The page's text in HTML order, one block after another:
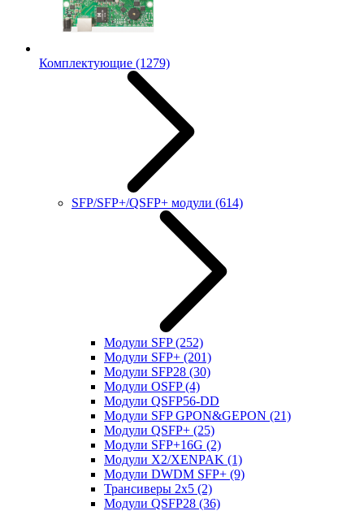
Комплектующие (1279)
SFP/SFP+/QSFP+ модули (614)
Модули SFP(252)
Модули SFP+ (201)
Модули SFP28 (30)
Модули OSFP(4)
Модули QSFP56-DD
Модули SFP GPON&GEPON (21)
Модули QSFP+ (25)
Модули SFP+16G (2)
Модули X2/XENPAK (1)
Модули DWDM SFP+ (9)
Трансиверы 2x5 (2)
Модули QSFP28 (36)